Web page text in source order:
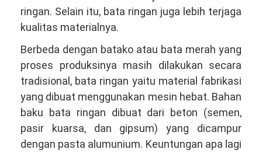
ringan. Selain itu, bata ringan juga lebih terjaga
kualitas materialnya.
Berbeda dengan batako atau bata merah yang
proses produksinya masih dilakukan secara
tradisional, bata ringan yaitu material fabrikasi
yang dibuat menggunakan mesin hebat. Bahan
baku bata ringan dibuat dari beton (semen,
pasir kuarsa, dan gipsum) yang dicampur
dengan pasta alumunium. Keuntungan apa lagi